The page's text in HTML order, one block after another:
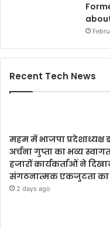
Recent Tech News
महम में भाजपा प्रदेशाध्यक्ष
अर्चना गुप्ता का भव्य
हजारों कार्यकर्ताओं ने
संगठनात्मक एकजुटता
2 days ago